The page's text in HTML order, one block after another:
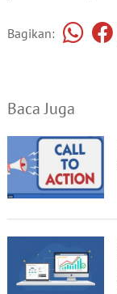
Bagikan:
Baca Juga